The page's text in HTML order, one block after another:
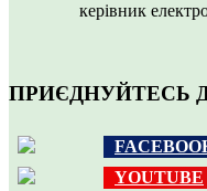
керівник
ПРИЄДНУЙТЕСЬ
YOUTUBE